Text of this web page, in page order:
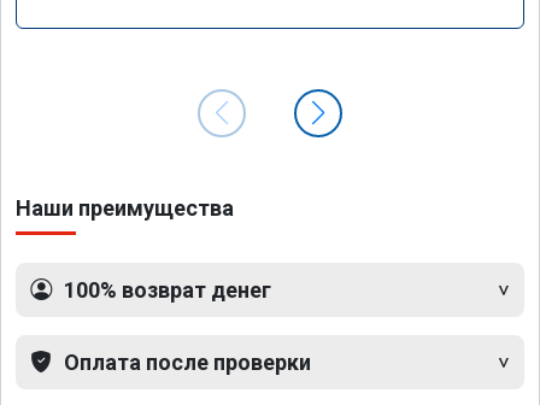
Наши преимущества
100% возврат денег
Оплата после проверки